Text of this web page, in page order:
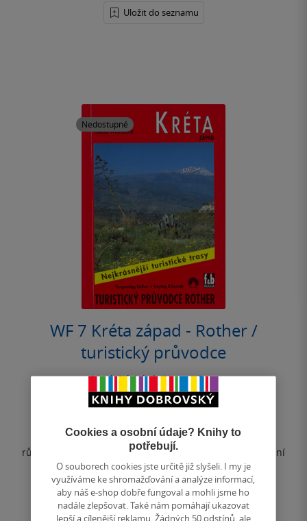
Uložit do seznamu
Nedostupné
WF 7 Kréta západ - Rother /
turistický průvodce
Murböck Jakob,Hirner Gert
0.0
z
hvězdiček
Průvodce obsahuje 52 vybraných turistických tras
různých stupňů obtížnosti po pobřeží a v horách západní
části ostrova Kréta, s přesnými...
Nedostupné
Cookies a osobní údaje? Knihy to
potřebují.
O souborech cookies jste určitě již slyšeli. I my je
využíváme ke shromažďování a analýze informací,
aby náš e-shop dobře fungoval a mohli jsme ho
nadále zlepšovat. Také nám pomáhají ukazovat
lepší a cílenější reklamu. Žádných 50 odstínů, ale